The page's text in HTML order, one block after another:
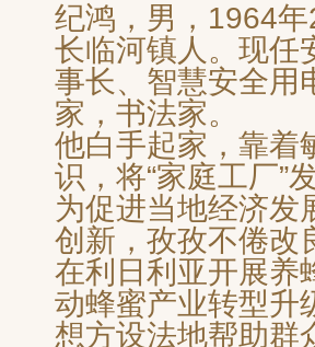
纪鸿，男，1964
长临河镇人。现任
事长、智慧安全用
家，书法家。
他白手起家，靠着
识，将“家庭工厂”
为促进当地经济发
创新，孜孜不倦改
在利日利亚开展养
动蜂蜜产业转型升
想方设法地帮助群